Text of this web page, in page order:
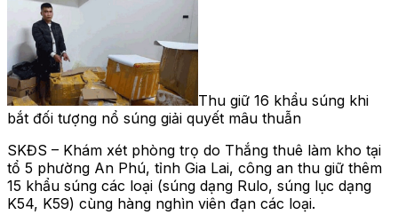
Thu giữ 16 khẩu súng khi
bắt đối tượng nổ súng giải quyết mâu thuẫn
SKĐS – Khám xét phòng trọ do Thắng thuê làm kho tại
tổ 5 phường An Phú, tỉnh Gia Lai, công an thu giữ thêm
15 khẩu súng các loại (súng dạng Rulo, súng lục dạng
K54, K59) cùng hàng nghìn viên đạn các loại.